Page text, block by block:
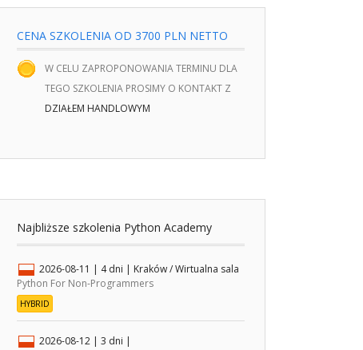
CENA SZKOLENIA OD 3700 PLN NETTO
W CELU ZAPROPONOWANIA TERMINU DLA
TEGO SZKOLENIA PROSIMY O KONTAKT Z
DZIAŁEM HANDLOWYM
Najbliższe szkolenia Python Academy
2026-08-11 | 4 dni | Kraków / Wirtualna sala
Python For Non-Programmers
HYBRID
2026-08-12 | 3 dni |